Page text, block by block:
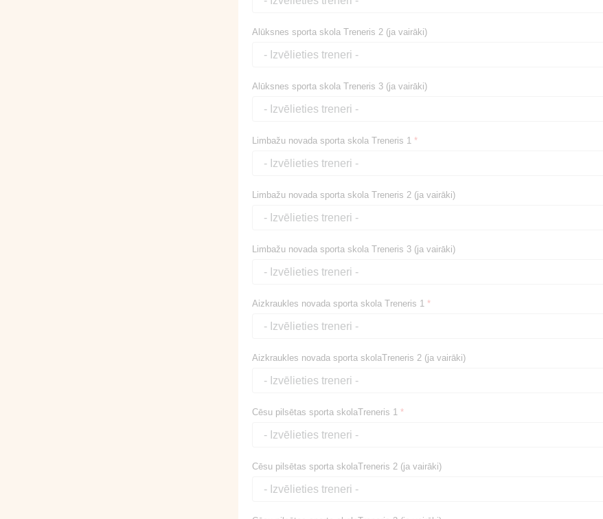
Alūksnes sporta skola Treneris 2 (ja vairāki)
Alūksnes sporta skola Treneris 3 (ja vairāki)
Limbažu novada sporta skola Treneris 1 *
Limbažu novada sporta skola Treneris 2 (ja vairāki)
Limbažu novada sporta skola Treneris 3 (ja vairāki)
Aizkraukles novada sporta skola Treneris 1 *
Aizkraukles novada sporta skolaTreneris 2 (ja vairāki)
Cēsu pilsētas sporta skolaTreneris 1 *
Cēsu pilsētas sporta skolaTreneris 2 (ja vairāki)